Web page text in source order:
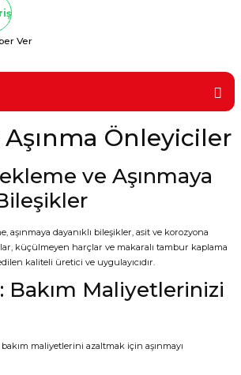
Ver
Önleyiciler
ve Aşınmaya
aşınmaya dayanıklı bileşikler, asit ve korozyona
küçülmeyen harçlar ve makaralı tambur kaplama
kaliteli üretici ve uygulayıcıdır.
Bakım Maliyetlerinizi
bakım maliyetlerini azaltmak için aşınmayı